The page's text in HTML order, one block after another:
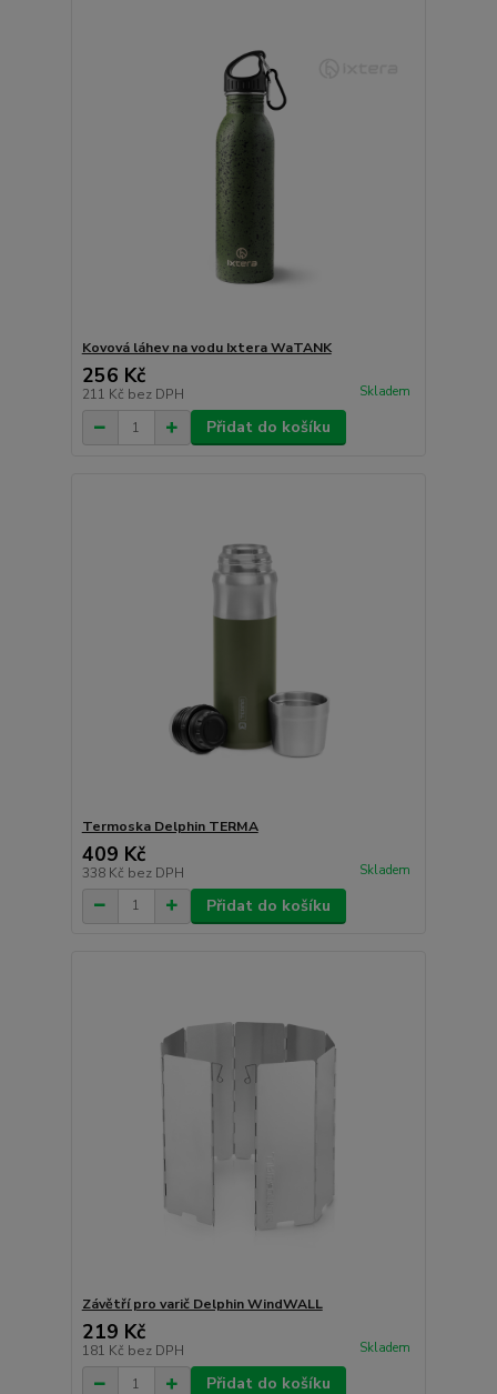
Kovová láhev na vodu Ixtera WaTANK
256 Kč
211 Kč bez DPH Skladem
Přidat do košíku
Termoska Delphin TERMA
409 Kč
338 Kč bez DPH Skladem
Přidat do košíku
Závětří pro varič Delphin WindWALL
219 Kč
181 Kč bez DPH Skladem
Přidat do košíku